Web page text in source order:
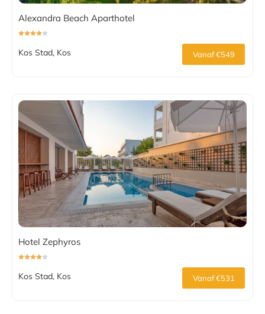
Alexandra Beach Aparthotel
Kos Stad, Kos Vanaf €549
Hotel Zephyros
Kos Stad, Kos Vanaf €531